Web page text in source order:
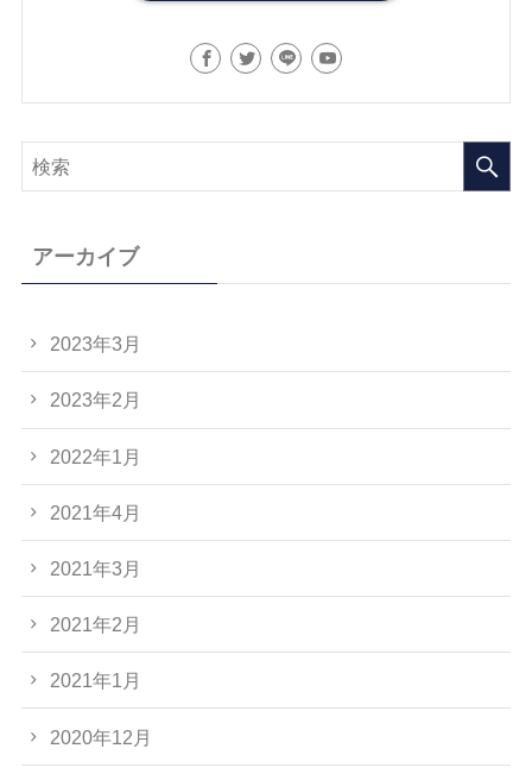
アーカイブ
2023年3月
2023年2月
2022年1月
2021年4月
2021年3月
2021年2月
2021年1月
2020年12月